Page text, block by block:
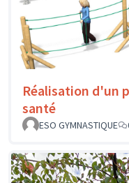
Réalisation d'un
santé
ESO GYMNASTIQUE